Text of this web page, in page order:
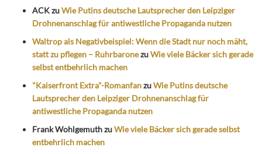
ACKzuWie Putins deutsche Lautsprecher den Leipziger
Drohnenanschlag für antiwestliche Propaganda nutzen
Waltrop als Negativbeispiel: Wenn die Stadt nur noch mäht,
statt zu pflegen – RuhrbaronezuWie viele Bäcker sich gerade
selbst entbehrlich machen
"Kaiserfront Extra"-RomanfanzuWie Putins deutsche
Lautsprecher den Leipziger Drohnenanschlag für
antiwestliche Propaganda nutzen
Frank WohlgemuthzuWie viele Bäcker sich gerade selbst
entbehrlich machen